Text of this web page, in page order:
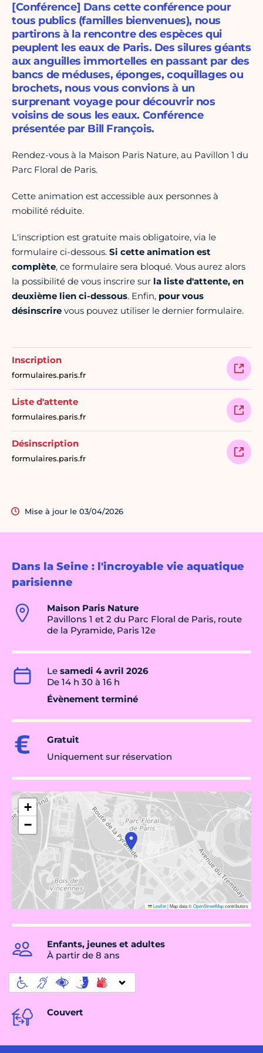
Dans la Seine : l'incroyable vie aquatique
parisienne
Maison Paris Nature
Pavillons 1 et 2 du Parc Floral de Paris, route
de la Pyramide, Paris 12e
Le samedi 4 avril 2026
De 14 h 30 à 16 h
Évènement terminé
Gratuit
Uniquement sur réservation
+
−
Leaflet|Map data ©OpenStreetMapcontributors
Enfants, jeunes et adultes
À partir de 8 ans
Couvert
[Conférence] Dans cette conférence pour
tous publics (familles bienvenues), nous
partirons à la rencontre des espèces qui
peuplent les eaux de Paris. Des silures géants
aux anguilles immortelles en passant par des
bancs de méduses, éponges, coquillages ou
brochets, nous vous convions à un
surprenant voyage pour découvrir nos
voisins de sous les eaux. Conférence
présentée par Bill François.
Rendez-vous à la Maison Paris Nature, au Pavillon 1 du
Parc Floral de Paris.
Cette animation est accessible aux personnes à
mobilité réduite.
L'inscription est gratuite mais obligatoire, via le
formulaire ci-dessous. Si cette animation est
complète, ce formulaire sera bloqué. Vous aurez alors
la possibilité de vous inscrire sur la liste d'attente, en
deuxième lien ci-dessous. Enfin, pour vous
désinscrire vous pouvez utiliser le dernier formulaire.
Inscription
formulaires.paris.fr
Liste d'attente
formulaires.paris.fr
Désinscription
formulaires.paris.fr
Mise à jour le 03/04/2026